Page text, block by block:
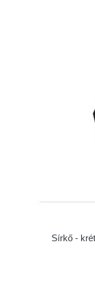
Sírkő -